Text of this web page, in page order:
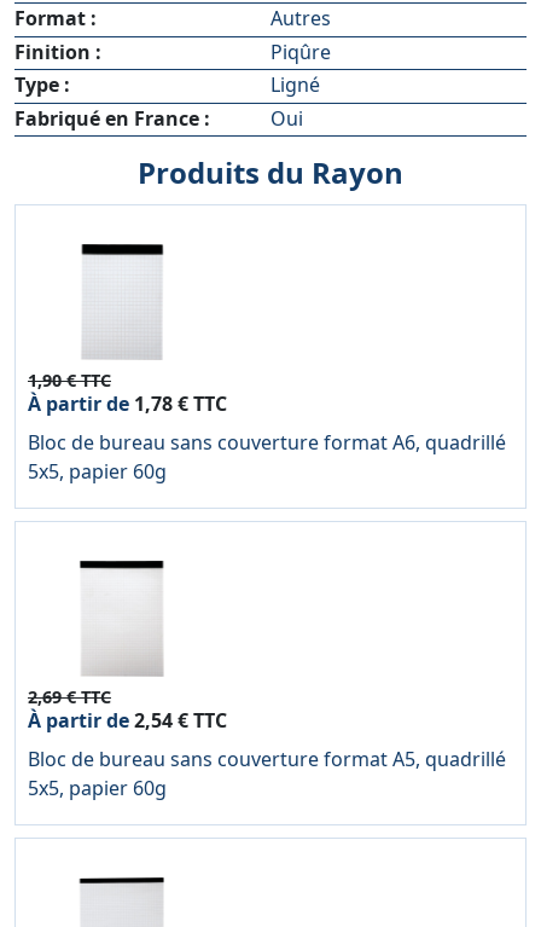
Format :
Autres
Finition :
Piqûre
Type :
Ligné
Fabriqué en France :
Oui
Produits du Rayon
1,90 € TTC
À partir de 1,78 € TTC
Bloc de bureau sans couverture format A6, quadrillé
5x5, papier 60g
2,69 € TTC
À partir de2,54 € TTC
Bloc de bureau sans couverture format A5, quadrillé
5x5, papier 60g